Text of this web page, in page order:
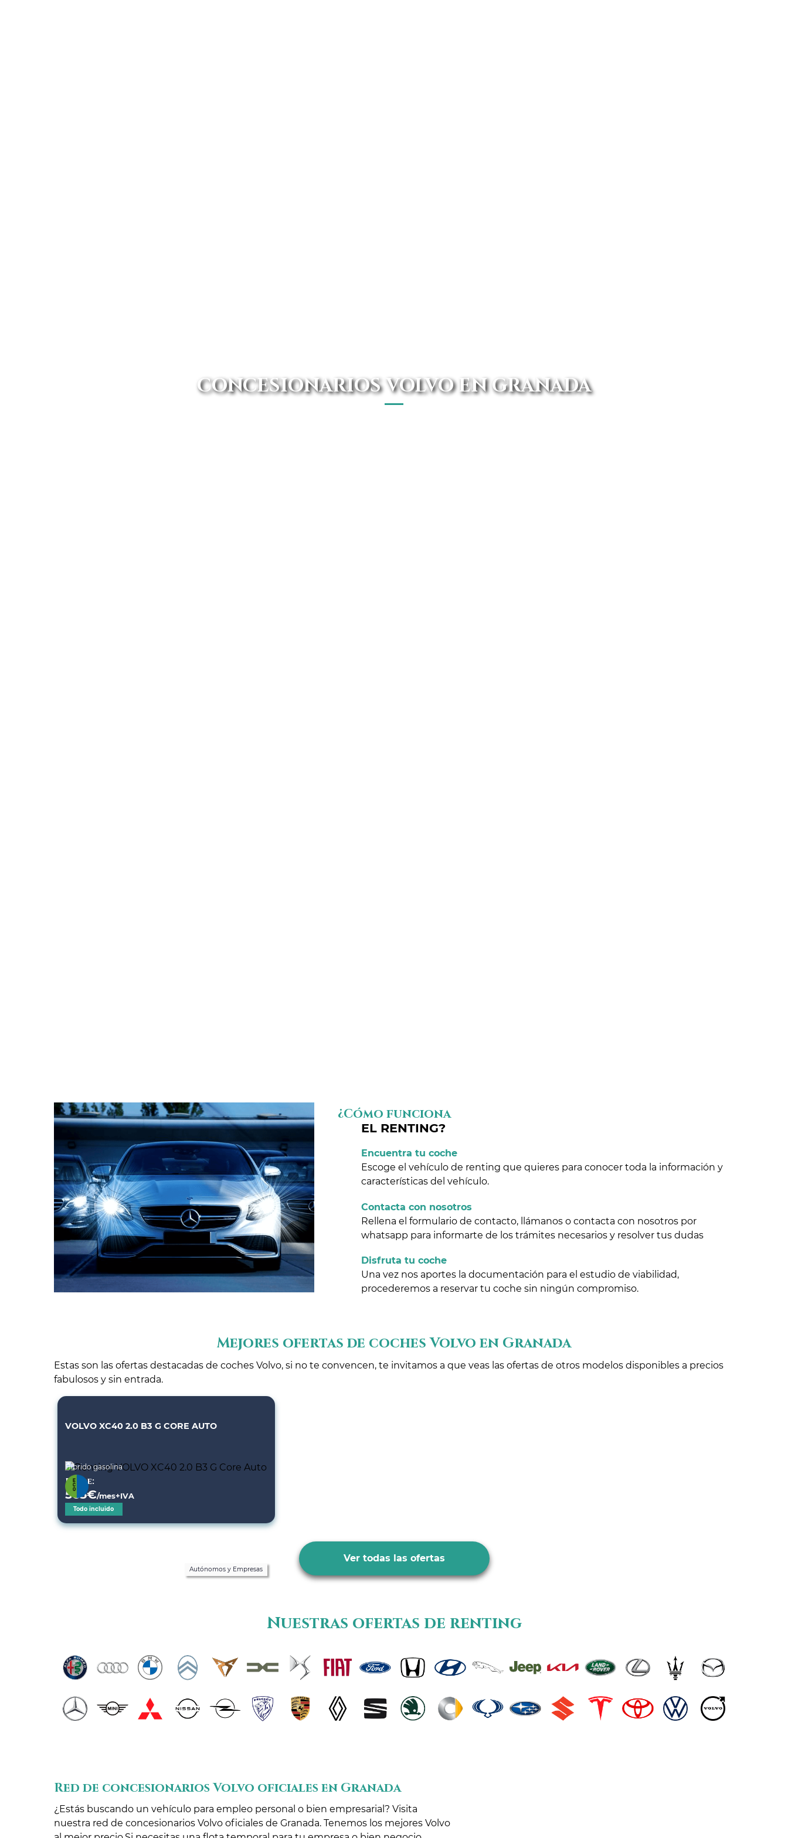
CONCESIONARIOS VOLVO EN GRANADA
¿Cómo funciona
EL RENTING?
Encuentra tu coche
Escoge el vehículo de renting que quieres para conocer toda la información y
características del vehículo.
Contacta con nosotros
Rellena el formulario de contacto, llámanos o contacta con nosotros por
whatsapp para informarte de los trámites necesarios y resolver tus dudas
Disfruta tu coche
Una vez nos aportes la documentación para el estudio de viabilidad,
procederemos a reservar tu coche sin ningún compromiso.
Mejores ofertas de coches Volvo en Granada
Estas son las ofertas destacadas de coches Volvo, si no te convencen, te invitamos a que veas las ofertas de otros modelos disponibles a precios
fabulosos y sin entrada.
VOLVO XC40 2.0 B3 G CORE AUTO
Híbrido gasolina
Autónomos y Empresas
Desde:
565€/mes+IVA
Todo incluido
Ver todas las ofertas
Nuestras ofertas de renting
Red de concesionarios Volvo oficiales en Granada
¿Estás buscando un vehículo para empleo personal o bien empresarial? Visita
nuestra red de concesionarios Volvo oficiales de Granada. Tenemos los mejores Volvo